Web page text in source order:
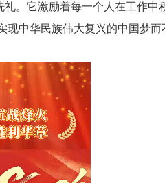
。它激励着每一个人在工作
中华民族伟大复兴的中国梦而